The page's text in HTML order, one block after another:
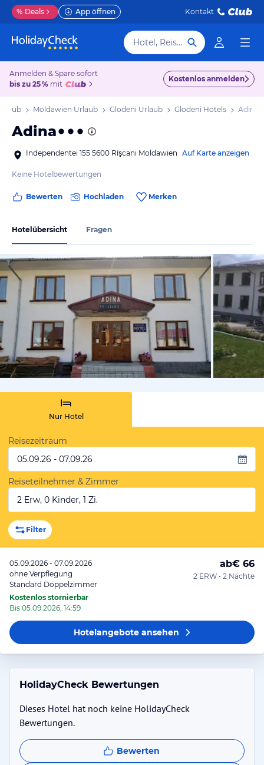
% Deals App öffnen Kontakt
Hotel, Reiseziel
Anmelden & Spare sofort
bis zu 25 % mit
Kostenlos anmelden
Moldawien Urlaub Glodeni Urlaub Glodeni Hotels Adina
Adina
Independentei 155 5600 Rîşcani Moldawien Auf Karte anzeigen
Keine Hotelbewertungen
Bewerten Hochladen Merken
Hotelübersicht Fragen
von
Nur Hotel
Reisezeitraum
05.09.26 - 07.09.26
Reiseteilnehmer & Zimmer
2 Erw, 0 Kinder, 1 Zi.
Filter
05.09.2026 - 07.09.2026
ohne Verpflegung
Standard Doppelzimmer
Kostenlos stornierbar
Bis 05.09.2026, 14:59
ab€ 66
2 ERW • 2 Nächte
Hotelangeboteansehen
HolidayCheck Bewertungen
Dieses Hotel hat noch keine HolidayCheck
Bewertungen.
Bewerten